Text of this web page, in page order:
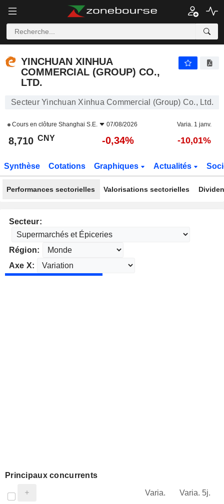
YINCHUAN XINHUA
COMMERCIAL (GROUP) CO.,
LTD.
Secteur Yinchuan Xinhua Commercial (Group) Co., Ltd.
Cours en clôture Shanghai S.E. 07/08/2026 Varia. 1 janv.
8,710 CNY -0,34% -10,01%
Synthèse Cotations Graphiques Actualités
Performances sectorielles Valorisations sectorielles
Secteur:
Région:
Axe X:
Principaux concurrents
Varia. Varia. 5j.